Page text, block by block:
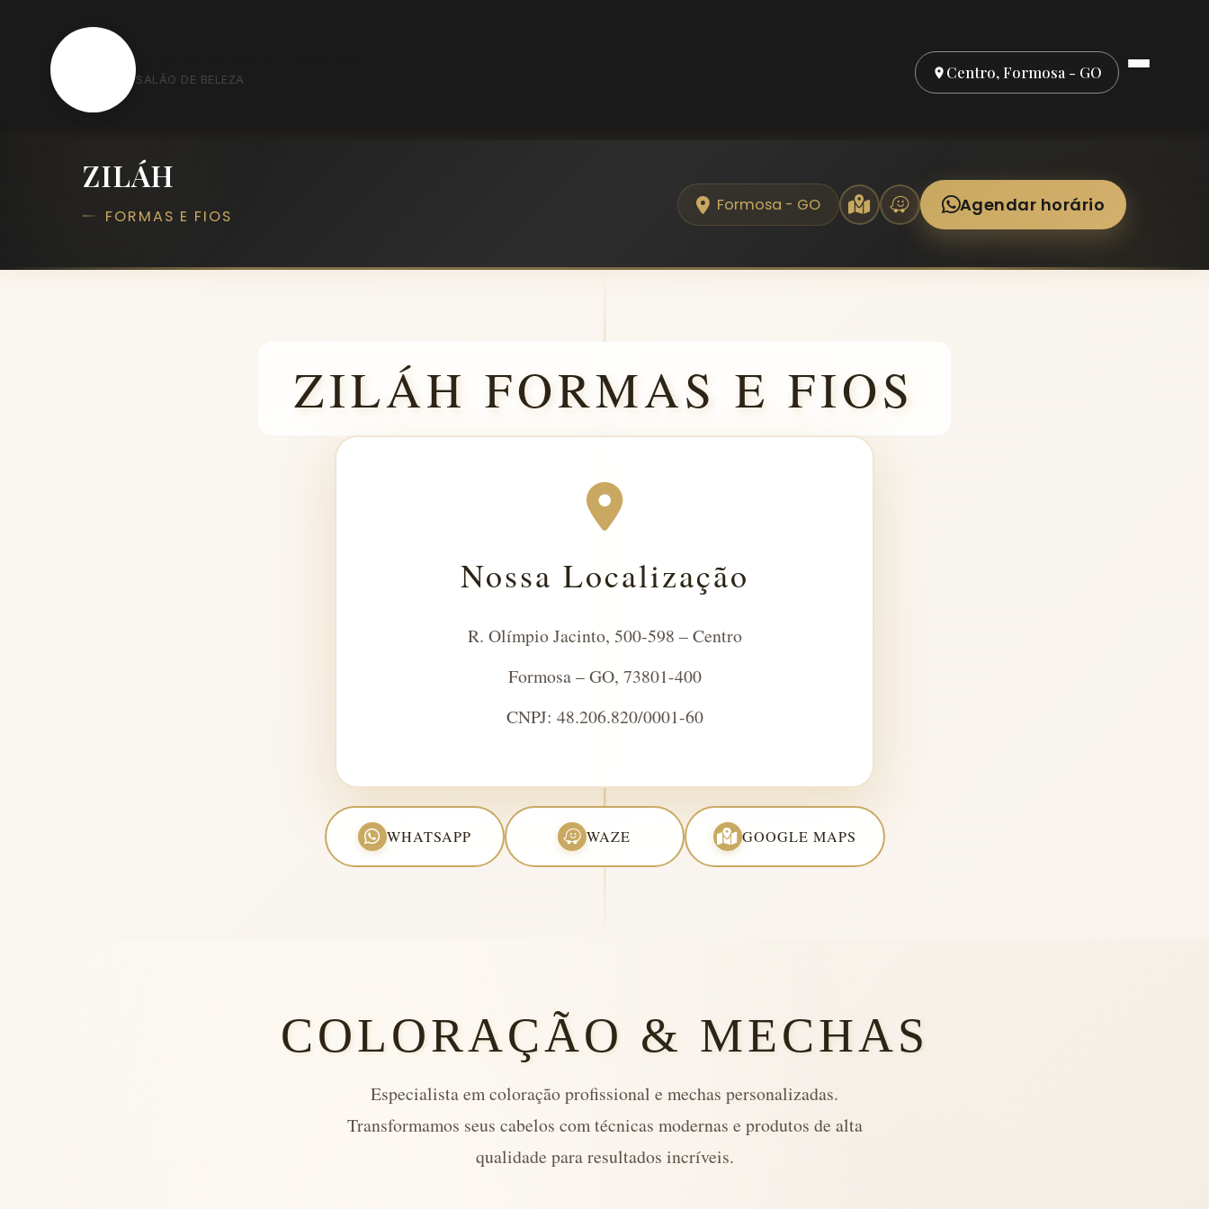
SALÃO DE BELEZA Centro, Formosa - GO
ZILÁH
FORMAS E FIOS
Formosa - GO Agendar horário
ZILÁH FORMAS E FIOS
Nossa Localização
R. Olímpio Jacinto, 500-598 – Centro
Formosa – GO, 73801-400
CNPJ: 48.206.820/0001-60
WHATSAPP WAZE GOOGLE MAPS
COLORAÇÃO & MECHAS
Especialista em coloração profissional e mechas personalizadas.
Transformamos seus cabelos com técnicas modernas e produtos de alta
qualidade para resultados incríveis.